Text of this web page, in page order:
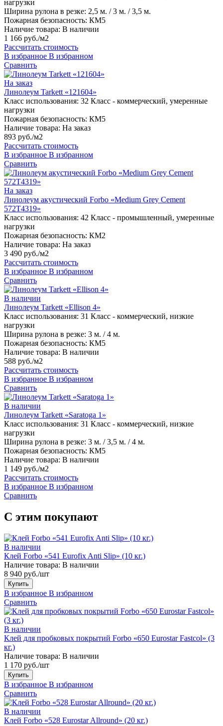
нагрузки
Ширина рулона в резке: 2,5 м. / 3 м. / 3,5 м.
Пожарная безопасность: КМ5
Наличие товара: В наличии
1 166 руб./м2
Рассчитать стоимость
В избранное В избранном
Сравнить
На заказ
Линолеум Tarkett «121604»
Класс использования: 32 Класс - коммерческий, умеренные
нагрузки
Пожарная безопасность: КМ5
Наличие товара: На заказ
893 руб./м2
Рассчитать стоимость
В избранное В избранном
Сравнить
На заказ
Линолеум акустический Forbo «Medium Grey Cement
572T4319»
Класс использования: 42 Класс - промышленный, умеренные
нагрузки
Пожарная безопасность: КМ2
Наличие товара: На заказ
3 490 руб./м2
Рассчитать стоимость
В избранное В избранном
Сравнить
В наличии
Линолеум Tarkett «Ellison 4»
Класс использования: 31 Класс - коммерческий, низкие
нагрузки
Ширина рулона в резке: 3 м. / 4 м.
Пожарная безопасность: КМ5
Наличие товара: В наличии
588 руб./м2
Рассчитать стоимость
В избранное В избранном
Сравнить
В наличии
Линолеум Tarkett «Saratoga 1»
Класс использования: 31 Класс - коммерческий, низкие
нагрузки
Ширина рулона в резке: 3 м. / 3,5 м. / 4 м.
Пожарная безопасность: КМ5
Наличие товара: В наличии
1 149 руб./м2
Рассчитать стоимость
В избранное В избранном
Сравнить
С этим покупают
В наличии
Клей Forbo «541 Eurofix Anti Slip» (10 кг.)
Наличие товара: В наличии
8 940 руб./шт
Купить
В избранное В избранном
Сравнить
В наличии
Клей для пробковых покрытий Forbo «650 Eurostar Fastcol» (3
кг.)
Наличие товара: В наличии
1 170 руб./шт
Купить
В избранное В избранном
Сравнить
В наличии
Клей Forbo «528 Eurostar Allround» (20 кг.)